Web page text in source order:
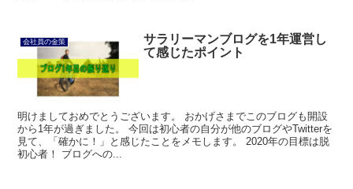
会社員の金策
サラリーマンブログを1年運営し
て感じたポイント
明けましておめでとうございます。 おかげさまでこのブログも開設
から1年が過ぎました。 今回は初心者の自分が他のブログやTwitterを
見て、「確かに！」と感じたことをメモします。 2020年の目標は脱
初心者！ ブログへの...